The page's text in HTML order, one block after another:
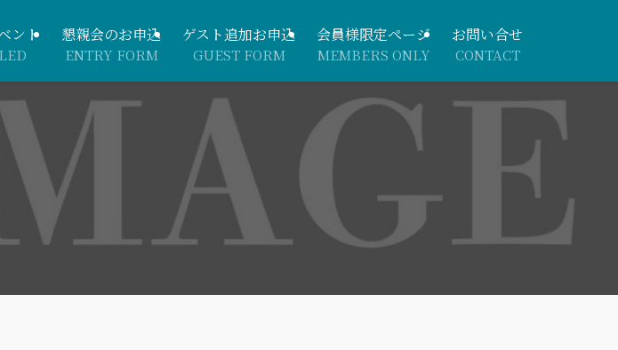
ント 懇親会のお申込
ENTRY FORM
ゲスト追加お申込
GUEST FORM
会員様限定ページ
MEMBERS ONLY
お問い合せ
CONTACT